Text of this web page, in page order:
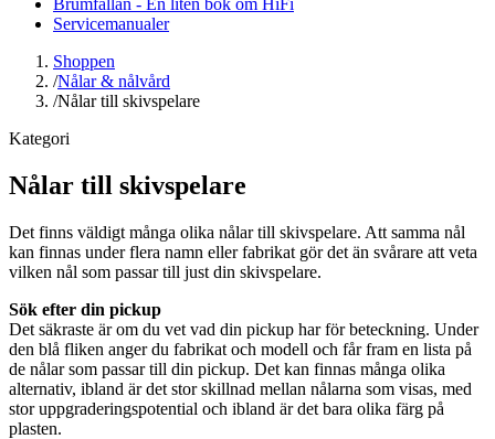
Servicemanualer
Shoppen
/Nålar & nålvård
/Nålar till skivspelare
Kategori
Nålar till skivspelare
Det finns väldigt många olika nålar till skivspelare. Att samma nål
kan finnas under flera namn eller fabrikat gör det än svårare att veta
vilken nål som passar till just din skivspelare.
Sök efter din pickup
Det säkraste är om du vet vad din pickup har för beteckning. Under
den blå fliken anger du fabrikat och modell och får fram en lista på
de nålar som passar till din pickup. Det kan finnas många olika
alternativ, ibland är det stor skillnad mellan nålarna som visas, med
stor uppgraderingspotential och ibland är det bara olika färg på
plasten.